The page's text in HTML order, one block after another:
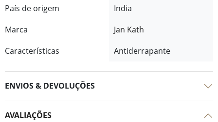
País de origem
India
Marca
Jan Kath
Características
Antiderrapante
ENVIOS & DEVOLUÇÕES
AVALIAÇÕES